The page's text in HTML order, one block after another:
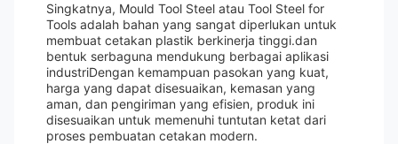
Singkatnya, Mould Tool Steel atau Tool Steel for
Tools adalah bahan yang sangat diperlukan untuk
membuat cetakan plastik berkinerja tinggi.dan
bentuk serbaguna mendukung berbagai aplikasi
industriDengan kemampuan pasokan yang kuat,
harga yang dapat disesuaikan, kemasan yang
aman, dan pengiriman yang efisien, produk ini
disesuaikan untuk memenuhi tuntutan ketat dari
proses pembuatan cetakan modern.